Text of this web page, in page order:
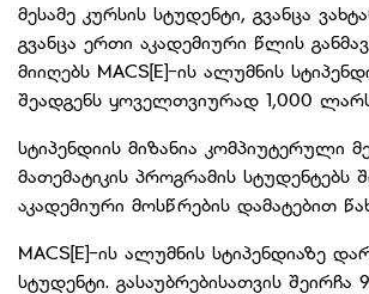
მესამე კურსის სტუდენტი, გვანცა
გვანცა ერთი აკადემიური წლის
მიიღებს MACS[E]-ის ალუმნის
შეადგენს ყოველთვიურად 1,000
სტიპენდიის მიზანია კომპიუტერული
მათემატიკის პროგრამის სტუდენტებს
აკადემიური მოსწრების დამატებით
MACS[E]-ის ალუმნის სტიპენდიაზე
სტუდენტი. გასაუბრებისათვის შეირჩა